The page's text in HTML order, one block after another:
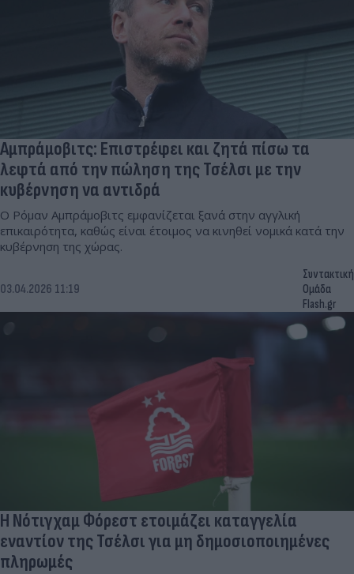
Αμπράμοβιτς: Επιστρέφει και ζητά πίσω τα
λεφτά από την πώληση της Τσέλσι με την
κυβέρνηση να αντιδρά
Ο Ρόμαν Αμπράμοβιτς εμφανίζεται ξανά στην αγγλική
επικαιρότητα, καθώς είναι έτοιμος να κινηθεί νομικά κατά την
κυβέρνηση της χώρας.
03.04.2026 11:19
Συντακτική
Ομάδα
Flash.gr
Η Νότιγχαμ Φόρεστ ετοιμάζει καταγγελία
εναντίον της Τσέλσι για μη δημοσιοποιημένες
πληρωμές